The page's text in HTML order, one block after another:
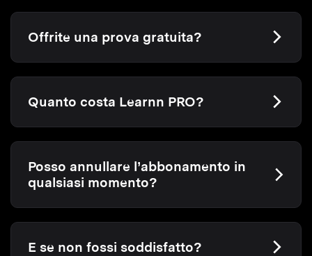
Offrite una prova gratuita?
Quanto costa Learnn PRO?
Posso annullare l’abbonamento in
qualsiasi momento?
E se non fossi soddisfatto?